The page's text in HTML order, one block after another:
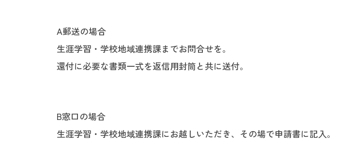
A郵送の場合
生涯学習・学校地域連携課までお問合せを。
還付に必要な書類一式を返信用封筒と共に送付。
B窓口の場合
生涯学習・学校地域連携課にお越しいただき、その場で申請書に記入。